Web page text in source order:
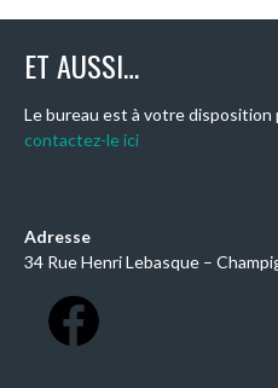
ET AUSSI…
Le bureau est à votre
contactez-le ici
Adresse
34 Rue Henri Lebasque –